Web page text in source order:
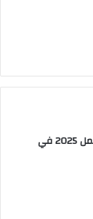
رابط استمارة العاطلين عن العمل 2025 في